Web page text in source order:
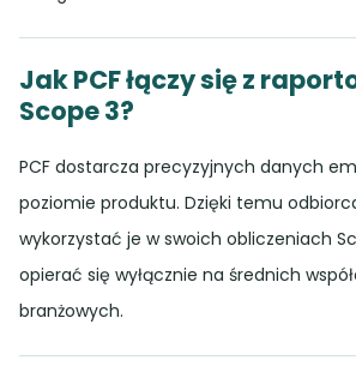
Jak PCF łączy się z
Scope 3?
PCF dostarcza precyzyjnych danych
poziomie produktu. Dzięki temu
wykorzystać je w swoich obliczeniach
opierać się wyłącznie na średnich
branżowych.